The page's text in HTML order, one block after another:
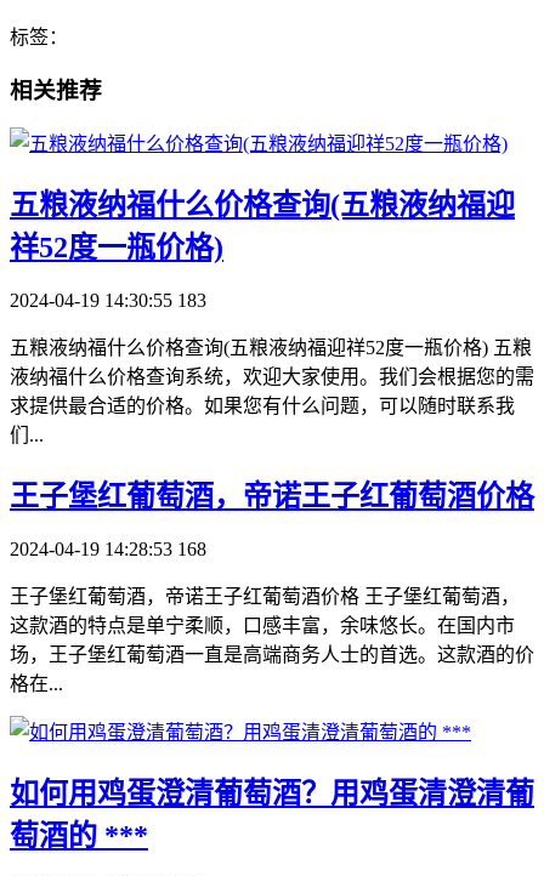
标签：
相关推荐
​五粮液纳福什么价格查询(五粮液纳福迎
祥52度一瓶价格)
2024-04-19 14:30:55 183
五粮液纳福什么价格查询(五粮液纳福迎祥52度一瓶价格) 五粮
液纳福什么价格查询系统，欢迎大家使用。我们会根据您的需
求提供最合适的价格。如果您有什么问题，可以随时联系我
们...
​王子堡红葡萄酒，帝诺王子红葡萄酒价格
2024-04-19 14:28:53 168
王子堡红葡萄酒，帝诺王子红葡萄酒价格 王子堡红葡萄酒，
这款酒的特点是单宁柔顺，口感丰富，余味悠长。在国内市
场，王子堡红葡萄酒一直是高端商务人士的首选。这款酒的价
格在...
​如何用鸡蛋澄清葡萄酒？用鸡蛋清澄清葡
萄酒的 ***